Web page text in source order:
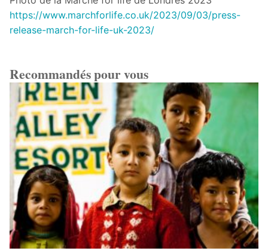
https://www.marchforlife.co.uk/2023/09/03/press-
release-march-for-life-uk-2023/
Recommandés pour vous